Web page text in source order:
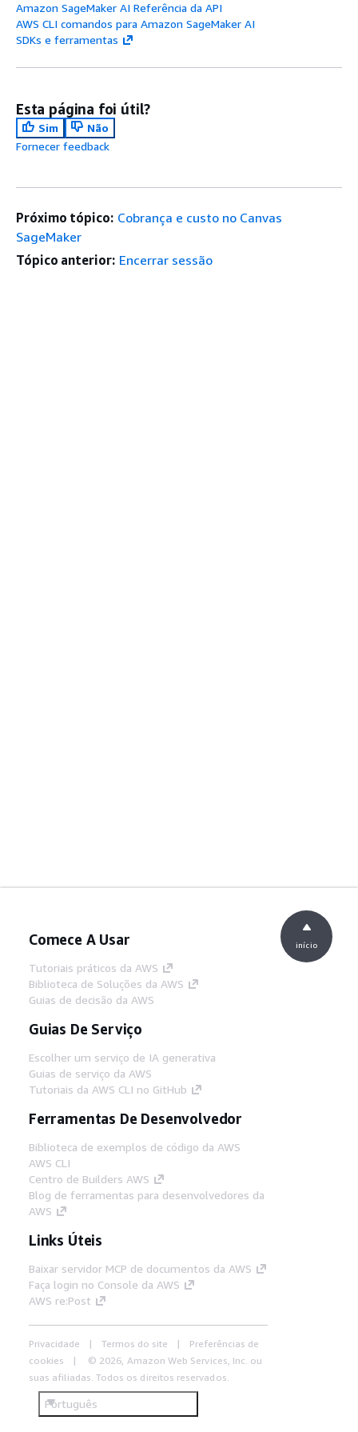
Amazon SageMaker AI Referência da API
AWS CLI comandos para Amazon SageMaker AI
SDKs e ferramentas
Esta página foi útil?
Sim
Não
Fornecer feedback
Próximo tópico: Cobrança e custo no Canvas
SageMaker
Tópico anterior: Encerrar sessão
Comece A Usar
Tutoriais práticos da AWS
Biblioteca de Soluções da AWS
Guias de decisão da AWS
Guias De Serviço
Escolher um serviço de IA generativa
Guias de serviço da AWS
Tutoriais da AWS CLI no GitHub
Ferramentas De Desenvolvedor
Biblioteca de exemplos de código da AWS
AWS CLI
Centro de Builders AWS
Blog de ferramentas para desenvolvedores da
AWS
Links Úteis
Baixar servidor MCP de documentos da AWS
Faça login no Console da AWS
AWS re:Post
Privacidade Termos do site
Preferências de
cookies
© 2026, Amazon Web Services, Inc. ou
suas afiliadas. Todos os direitos reservados.
Português
início